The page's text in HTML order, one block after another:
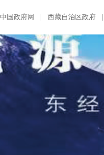
中国政府网 西藏自治区政府